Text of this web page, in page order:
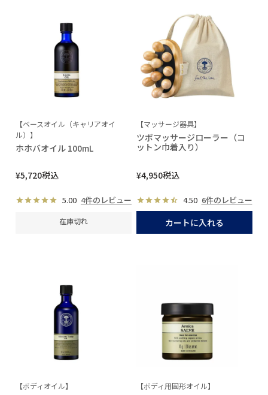
【ベースオイル（キャリアオイ
ル）】
ホホバオイル 100mL
¥5,720税込
5.00 4件のレビュー
在庫切れ
【マッサージ器具】
ツボマッサージローラー（コ
ットン巾着入り）
¥4,950税込
4.50 6件のレビュー
カートに入れる
【ボディオイル】 【ボディ用固形オイル】